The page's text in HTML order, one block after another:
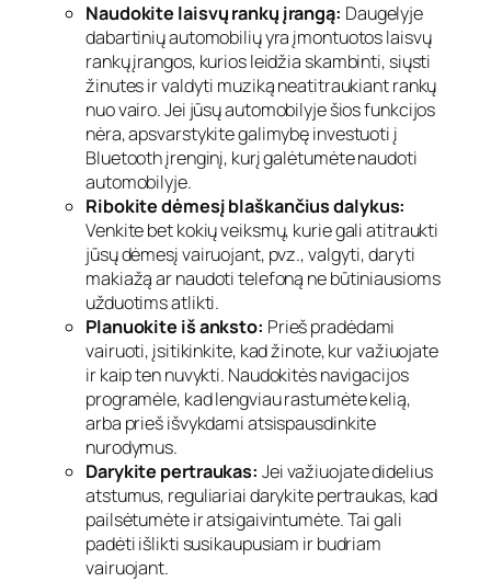
Naudokite laisvų rankų įrangą: Daugelyje
dabartinių automobilių yra įmontuotos laisvų
rankų įrangos, kurios leidžia skambinti, siųsti
žinutes ir valdyti muziką neatitraukiant rankų
nuo vairo. Jei jūsų automobilyje šios funkcijos
nėra, apsvarstykite galimybę investuoti į
Bluetooth įrenginį, kurį galėtumėte naudoti
automobilyje.
Ribokite dėmesį blaškančius dalykus:
Venkite bet kokių veiksmų, kurie gali atitraukti
jūsų dėmesį vairuojant, pvz., valgyti, daryti
makiažą ar naudoti telefoną ne būtiniausioms
užduotims atlikti.
Planuokite iš anksto: Prieš pradėdami
vairuoti, įsitikinkite, kad žinote, kur važiuojate
ir kaip ten nuvykti. Naudokitės navigacijos
programėle, kad lengviau rastumėte kelią,
arba prieš išvykdami atsispausdinkite
nurodymus.
Darykite pertraukas: Jei važiuojate didelius
atstumus, reguliariai darykite pertraukas, kad
pailsėtumėte ir atsigaivintumėte. Tai gali
padėti išlikti susikaupusiam ir budriam
vairuojant.